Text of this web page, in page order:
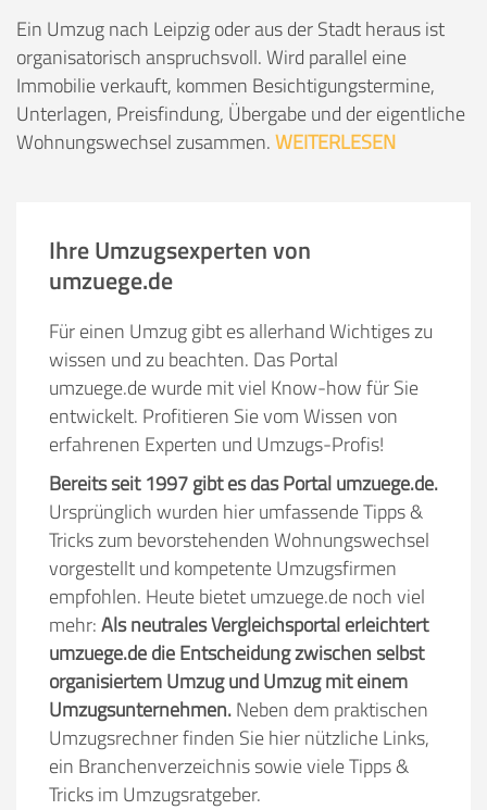
Ein Umzug nach Leipzig oder aus der Stadt heraus ist
organisatorisch anspruchsvoll. Wird parallel eine
Immobilie verkauft, kommen Besichtigungstermine,
Unterlagen, Preisfindung, Übergabe und der eigentliche
Wohnungswechsel zusammen.WEITERLESEN
Ihre Umzugsexperten von
umzuege.de
Für einen Umzug gibt es allerhand Wichtiges zu
wissen und zu beachten. Das Portal
umzuege.de wurde mit viel Know-how für Sie
entwickelt. Profitieren Sie vom Wissen von
erfahrenen Experten und Umzugs-Profis!
Bereits seit 1997 gibt es das Portal umzuege.de.
Ursprünglich wurden hier umfassende Tipps &
Tricks zum bevorstehenden Wohnungswechsel
vorgestellt und kompetente Umzugsfirmen
empfohlen. Heute bietet umzuege.de noch viel
mehr:Als neutrales Vergleichsportal erleichtert
umzuege.de die Entscheidung zwischen selbst
organisiertem Umzug und Umzug mit einem
Umzugsunternehmen.Neben dem praktischen
Umzugsrechner finden Sie hier nützliche Links,
ein Branchenverzeichnis sowie viele Tipps &
Tricks im Umzugsratgeber.